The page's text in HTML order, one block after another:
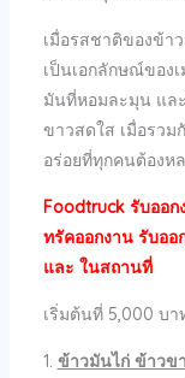
เมื่อรสชาติของข้า
เป็นเอกลักษณ์ของ
มันที่หอมละมุน แล
ขาวสดใส เมื่อรวม
อร่อยที่ทุกคนต้องห
Foodtruck รับออ
ทรัคออกงาน รับอ
และ ในสถานที่
เริ่มต้นที่ 5,000 บ
1. ข้าวมันไก่ ข้าวข